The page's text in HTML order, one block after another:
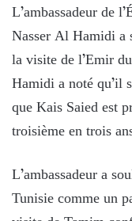
L’ambassadeur de
Nasser Al Hamidi a
la visite de l’Emir
Hamidi a noté qu’il
que Kais Saied est
troisième en trois
L’ambassadeur a
Tunisie comme un